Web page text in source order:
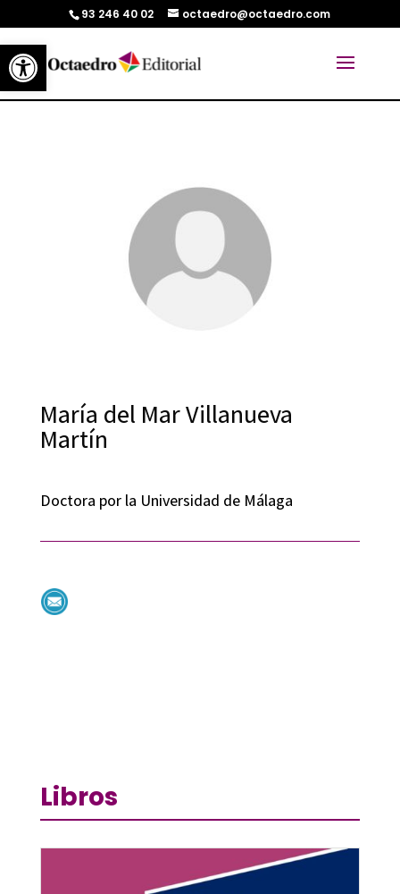
Abrir barra de herramientas
93 246 40 02 octaedro@octaedro.com
María del Mar Villanueva
Martín
Doctora por la Universidad de Málaga
Libros